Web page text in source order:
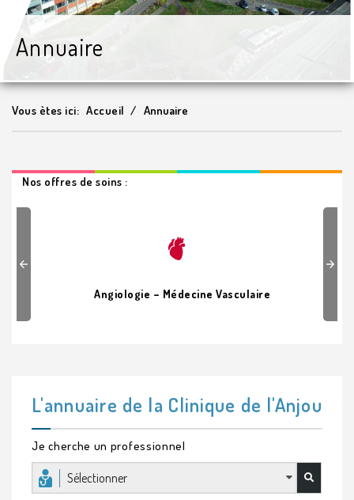
Annuaire
Vous ètes ici: Accueil Annuaire
Nos offres de soins :
Previous
Angiologie – Médecine Vasculaire
Next
L'annuaire de la Clinique de l'Anjou
Je cherche un professionnel
Sélectionner